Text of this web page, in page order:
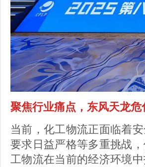
聚焦行业痛点，东风天龙
当前，化工物流正面临着
要求日益严格等多重挑战
工物流在当前的经济环境